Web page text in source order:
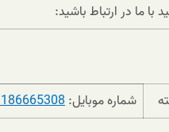
ما در ارتباط باشيد:
شماره موبایل: